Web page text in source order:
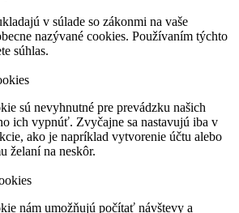
v súlade so zákonmi na vaše
nazývané cookies. Používaním týchto
súhlas.
sú nevyhnutné pre prevádzku našich
ich vypnúť. Zvyčajne sa nastavujú iba v
ako je napríklad vytvorenie účtu alebo
želaní na neskôr.
nám umožňujú počítať návštevy a